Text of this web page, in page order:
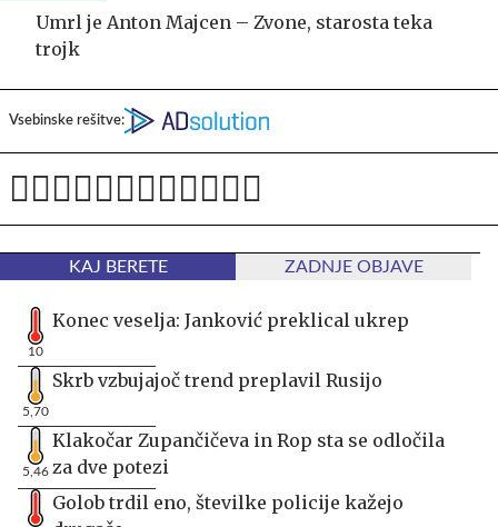
Umrl je Anton Majcen – Zvone, starosta teka
trojk
Vsebinske rešitve:
KAJ BERETE ZADNJE OBJAVE
10
Konec veselja: Janković preklical ukrep
5,70
Skrb vzbujajoč trend preplavil Rusijo
5,46
Klakočar Zupančičeva in Rop sta se odločila
za dve potezi
Golob trdil eno, številke policije kažejo